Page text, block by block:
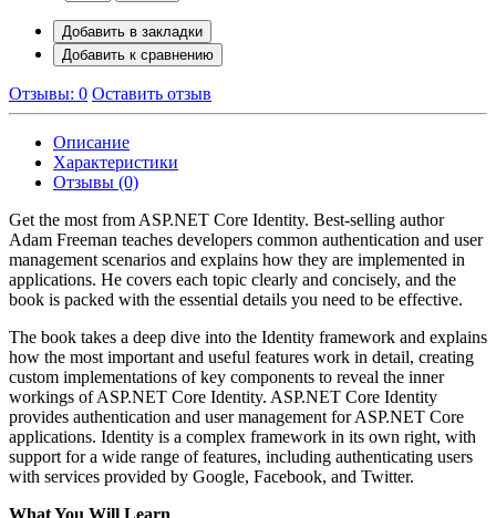
Добавить в закладки
Добавить к сравнению
Отзывы: 0 Оставить отзыв
Описание
Характеристики
Отзывы (0)
Get the most from ASP.NET Core Identity. Best-selling author
Adam Freeman teaches developers common authentication and user
management scenarios and explains how they are implemented in
applications. He covers each topic clearly and concisely, and the
book is packed with the essential details you need to be effective.
The book takes a deep dive into the Identity framework and explains
how the most important and useful features work in detail, creating
custom implementations of key components to reveal the inner
workings of ASP.NET Core Identity. ASP.NET Core Identity
provides authentication and user management for ASP.NET Core
applications. Identity is a complex framework in its own right, with
support for a wide range of features, including authenticating users
with services provided by Google, Facebook, and Twitter.
What You Will Learn